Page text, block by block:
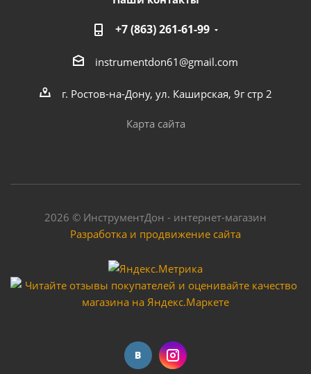
+7 (863) 261-61-99
instrumentdon61@gmail.com
г. Ростов-на-Дону, ул. Каширская, 9г стр 2
Карта сайта
2026 © ИнструментДон - интернет-магазин
Разработка и продвижение сайта